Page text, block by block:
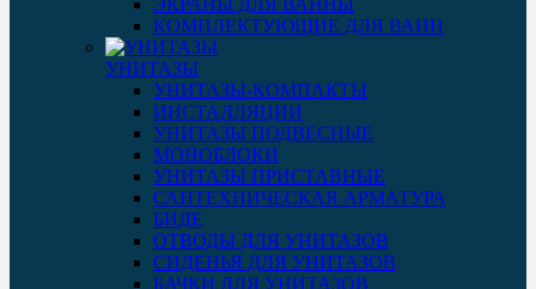
КОМПЛЕКТУЮЩИЕ ДЛЯ ВАНН
УНИТАЗЫ
УНИТАЗЫ-КОМПАКТЫ
ИНСТАЛЛЯЦИИ
УНИТАЗЫ ПОДВЕСНЫЕ
МОНОБЛОКИ
УНИТАЗЫ ПРИСТАВНЫЕ
САНТЕХНИЧЕСКАЯ АРМАТУРА
БИДЕ
ОТВОДЫ ДЛЯ УНИТАЗОВ
СИДЕНЬЯ ДЛЯ УНИТАЗОВ
БАЧКИ ДЛЯ УНИТАЗОВ